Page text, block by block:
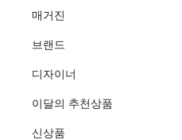
매거진
브랜드
디자이너
이달의 추천상품
신상품